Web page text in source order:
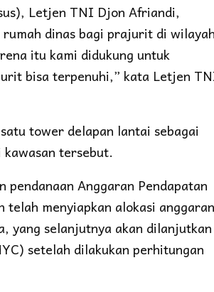
Letjen TNI Djon Afriandi,
dinas bagi prajurit di
itu kami didukung untuk
bisa terpenuhi,” kata Letjen
tower delapan lantai sebagai
tersebut.
pendanaan Anggaran Pendapatan
menyiapkan alokasi anggaran
yang selanjutnya akan dilanjutkan
setelah dilakukan perhitungan